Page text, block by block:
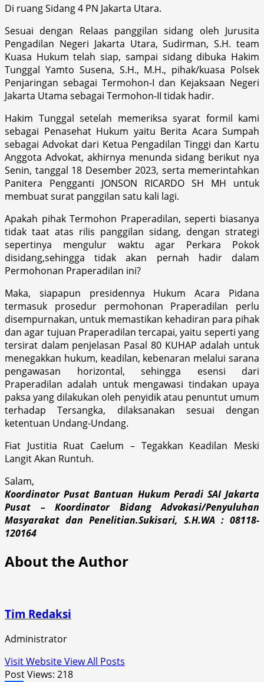
Di ruang Sidang 4 PN Jakarta Utara.
Sesuai dengan Relaas panggilan sidang oleh Jurusita
Pengadilan Negeri Jakarta Utara, Sudirman, S.H. team
Kuasa Hukum telah siap, sampai sidang dibuka Hakim
Tunggal Yamto Susena, S.H., M.H., pihak/kuasa Polsek
Penjaringan sebagai Termohon-I dan Kejaksaan Negeri
Jakarta Utama sebagai Termohon-II tidak hadir.
Hakim Tunggal setelah memeriksa syarat formil kami
sebagai Penasehat Hukum yaitu Berita Acara Sumpah
sebagai Advokat dari Ketua Pengadilan Tinggi dan Kartu
Anggota Advokat, akhirnya menunda sidang berikut nya
Senin, tanggal 18 Desember 2023, serta memerintahkan
Panitera Pengganti JONSON RICARDO SH MH untuk
membuat surat panggilan satu kali lagi.
Apakah pihak Termohon Praperadilan, seperti biasanya
tidak taat atas rilis panggilan sidang, dengan strategi
sepertinya mengulur waktu agar Perkara Pokok
disidang,sehingga tidak akan pernah hadir dalam
Permohonan Praperadilan ini?
Maka, siapapun presidennya Hukum Acara Pidana
termasuk prosedur permohonan Praperadilan perlu
disempurnakan, untuk memastikan kehadiran para pihak
dan agar tujuan Praperadilan tercapai, yaitu seperti yang
tersirat dalam penjelasan Pasal 80 KUHAP adalah untuk
menegakkan hukum, keadilan, kebenaran melalui sarana
pengawasan horizontal, sehingga esensi dari
Praperadilan adalah untuk mengawasi tindakan upaya
paksa yang dilakukan oleh penyidik atau penuntut umum
terhadap Tersangka, dilaksanakan sesuai dengan
ketentuan Undang-Undang.
Fiat Justitia Ruat Caelum – Tegakkan Keadilan Meski
Langit Akan Runtuh.
Salam,
Koordinator Pusat Bantuan Hukum Peradi SAI Jakarta
Pusat – Koordinator Bidang Advokasi/Penyuluhan
Masyarakat dan Penelitian.Sukisari, S.H.WA : 08118-
120164
About the Author
Tim Redaksi
Administrator
Visit WebsiteView All Posts
Post Views: 218